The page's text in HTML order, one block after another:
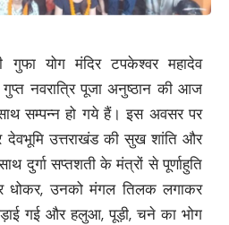
गुफा योग मंदिर टपकेश्वर महादेव
नवरात्रि पूजा अनुष्ठान की आज
सम्पन्न हो गये हैं। इस अवसर पर
उत्तराखंड की सुख शांति और
दुर्गा सप्तशती के मंत्रों से पूर्णाहुति
धोकर, उनको मंगल तिलक लगाकर
गई और हलुआ, पूड़ी, चने का भोग